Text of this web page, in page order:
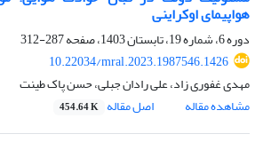
هواپیمای اوکراینی
دوره 6، شماره 19، تابستان 1403، صفحه
287-312
10.22034/mral.2023.1987546.1426
مهدی غفوری زاد، علی رادان جبلی، حسن پاک طینت
مشاهده مقاله
اصل مقاله 454.64 K